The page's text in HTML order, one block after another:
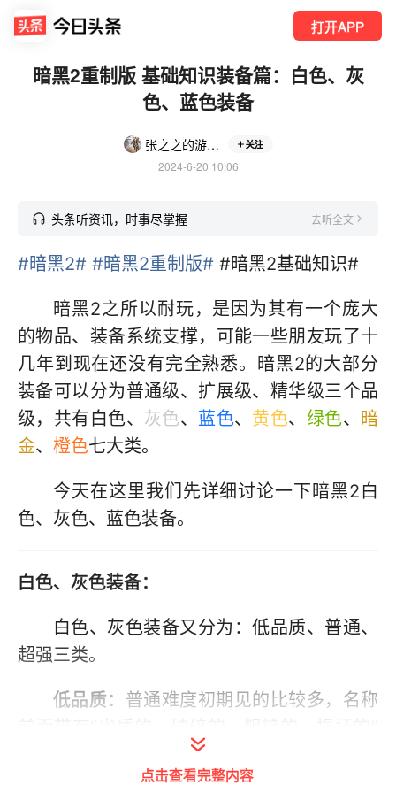
打开APP
暗黑2重制版 基础知识装备篇：白色、灰
色、蓝色装备
张之之的游戏生活 关注
2024-6-20 10:06
头条听资讯，时事尽掌握 去听全文
#暗黑2# #暗黑2重制版# #暗黑2基础知识#
暗黑2之所以耐玩，是因为其有一个庞大
的物品、装备系统支撑，可能一些朋友玩了十
几年到现在还没有完全熟悉。暗黑2的大部分
装备可以分为普通级、扩展级、精华级三个品
级，共有白色、 灰色、 蓝色、 黄色、 绿色、 暗
金、 橙色七大类。
今天在这里我们先详细讨论一下暗黑2白
色、灰色、蓝色装备。
白色、灰色装备：
白色、灰色装备又分为：低品质、普通、
超强三类。
低品质： 普通难度初期见的比较多，名称
字眼。这四种低品质物品除了名称，并无其他
点击查看完整内容